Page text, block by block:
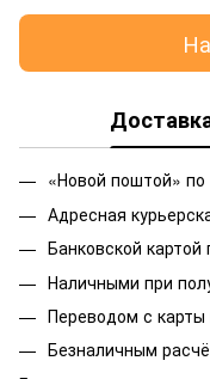
«Новой поштой» по
Адресная
Банковской
Наличными при
Переводом с карты
Безналичным